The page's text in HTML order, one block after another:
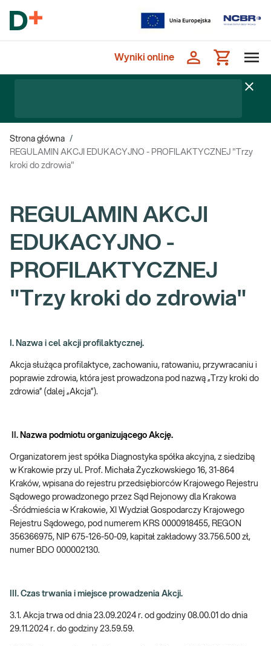
Wyniki online
Strona główna /
REGULAMIN AKCJI EDUKACYJNO - PROFILAKTYCZNEJ "Trzy
kroki do zdrowia"
REGULAMIN AKCJI
EDUKACYJNO -
PROFILAKTYCZNEJ
"Trzy kroki do zdrowia"
I. Nazwa i cel akcji profilaktycznej.
Akcja służąca profilaktyce, zachowaniu, ratowaniu, przywracaniu i
poprawie zdrowia, która jest prowadzona pod nazwą „Trzy kroki do
zdrowia” (dalej „Akcja”).
II. Nazwa podmiotu organizującego Akcję.
Organizatorem jest spółka Diagnostyka spółka akcyjna, z siedzibą
w Krakowie przy ul. Prof. Michała Życzkowskiego 16, 31-864
Kraków, wpisana do rejestru przedsiębiorców Krajowego Rejestru
Sądowego prowadzonego przez Sąd Rejonowy dla Krakowa
-Śródmieścia w Krakowie, XI Wydział Gospodarczy Krajowego
Rejestru Sądowego, pod numerem KRS 0000918455, REGON
356366975, NIP 675-126-50-09, kapitał zakładowy 33.756.500 zł,
numer BDO 000002130.
III. Czas trwania i miejsce prowadzenia Akcji.
3.1. Akcja trwa od dnia 23.09.2024 r. od godziny 08.00.01 do dnia
29.11.2024 r. do godziny 23.59.59.